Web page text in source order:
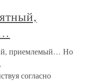
приемлемый… Но
согласно